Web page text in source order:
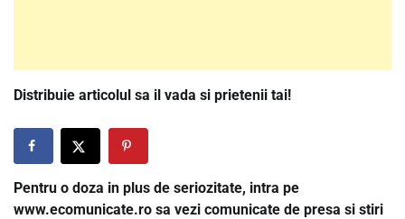
Distribuie articolul sa il vada si prietenii tai!
Pentru o doza in plus de seriozitate, intra pe
www.ecomunicate.ro sa vezi comunicate de presa si stiri